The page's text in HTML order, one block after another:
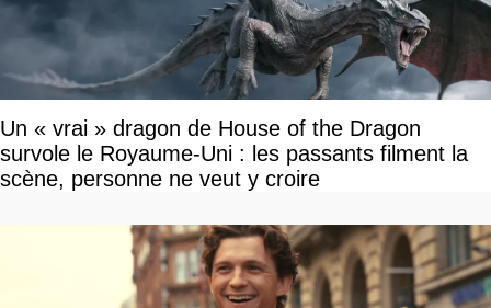
Un « vrai » dragon de House of the Dragon
survole le Royaume-Uni : les passants filment la
scène, personne ne veut y croire